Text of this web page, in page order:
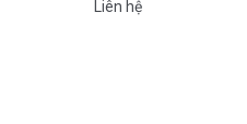
Liên hệ